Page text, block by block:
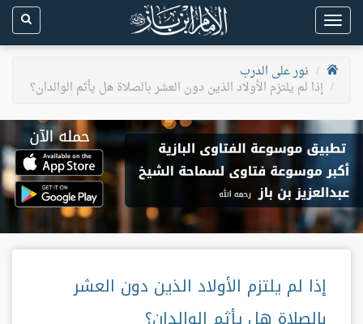
Toggle
navigation
نور على الدرب
إذا لم يلتزم الأولاد الذين دون العشر بالصلاة هل يأثم الوالدان؟
إذا لم يلتزم الأولاد الذين دون العشر